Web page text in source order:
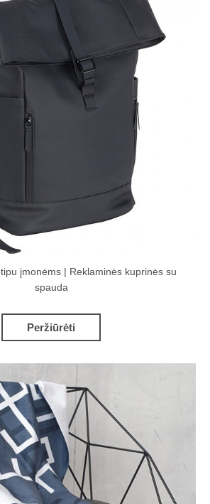
įmonėms | Reklaminės kuprinės su
spauda
Peržiūrėti